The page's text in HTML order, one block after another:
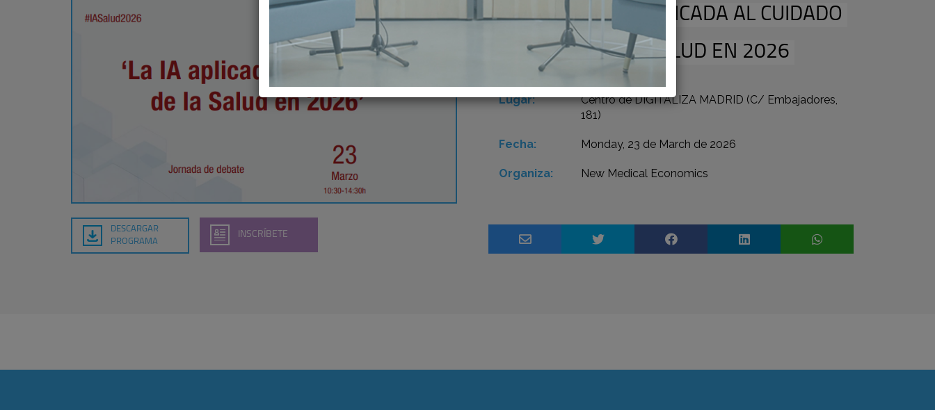
23
MAR 2026
LA IA APLICADA AL CUIDADO
DE LA SALUD EN 2026
Lugar:
Centro de DIGITALIZA MADRID (C/ Embajadores,
181)
Fecha: Monday, 23 de March de 2026
Organiza: New Medical Economics
DESCARGAR
PROGRAMA
INSCRÍBETE